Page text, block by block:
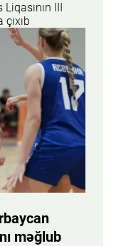
III
məğlub